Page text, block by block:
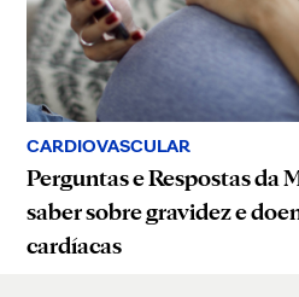
CARDIOVASCULAR
Perguntas e Respostas da
saber sobre gravidez e
cardíacas